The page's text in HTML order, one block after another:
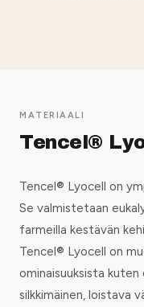
MATERIAALI
Tencel®
Tencel® Lyocell on
Se valmistetaan
farmeilla kestävän
Tencel® Lyocell on
ominaisuuksista
silkkimäinen, loistava